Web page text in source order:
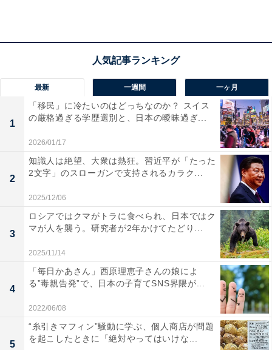
アメリカ移民・関税執行局（Immigration and Customs
Enforcement：ICE）による苛烈な取り締まりを強化した
ため、2025年6月には、サンフランシスコなどで大規模
な「不法移民取り締まり反対運動」が起き、一部が暴徒
化しました。
それに対してトランプ大統領は、州兵を動員して鎮圧に
あたっています。アメリカでは基本的に州兵は各州が保
有し、平時は州知事の指揮下にありますが、有事の際は
大統領の指揮下に入ることになっているからです。しか
し、過激な反対運動を「有事」と見るかどうかの判断は
微妙であり、このことで、州知事との間で軋轢が起きま
した。
最新 一週間 一ヶ月
1
「移民」に冷たいのはどっちなのか？ スイス
の厳格過ぎる学歴選別と、日本の曖昧過ぎ...
2026/01/17
2
知識人は絶望、大衆は熱狂。習近平が「たった
2文字」のスローガンで支持されるカラク...
2025/12/06
3
ロシアではクマがトラに食べられ、日本ではク
マが人を襲う。研究者が2年かけてたどり...
2025/11/14
4
「毎日かあさん」西原理恵子さんの娘によ
る”毒親告発”で、日本の子育てSNS界隈が...
2022/06/08
5
“糸引きマフィン”騒動に学ぶ、個人商店が問題
を起こしたときに「絶対やってはいけな...